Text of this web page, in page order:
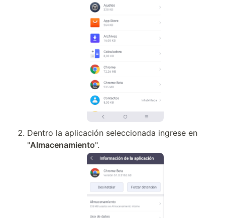
Dentro la aplicación seleccionada ingrese en
"Almacenamiento".